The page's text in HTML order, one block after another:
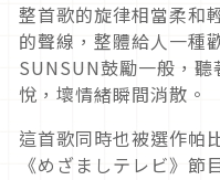
整首歌的旋律相當柔和
的聲線，整體給人一種
SUNSUN鼓勵一般，
悅，壞情緒瞬間消散。
這首歌同時也被選作帕
《めざましテレビ》節